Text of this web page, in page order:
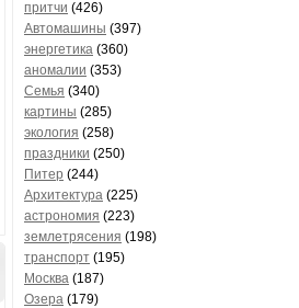
притчи (426)
Автомашины (397)
энергетика (360)
аномалии (353)
Семья (340)
картины (285)
экология (258)
праздники (250)
Питер (244)
Архитектура (225)
астрономия (223)
землетрясения (198)
транспорт (195)
Москва (187)
Озера (179)